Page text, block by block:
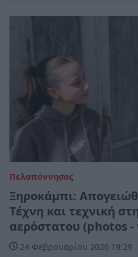
Πελοπόννησος
Ξηροκάμπι:
Τέχνη και τεχνική
αερόστατου (photos -
24 Φεβρουαρίου 2026 19:29